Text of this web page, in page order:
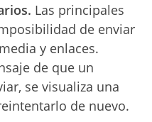
Las principales
de enviar
y enlaces.
de que un
se visualiza una
de nuevo.